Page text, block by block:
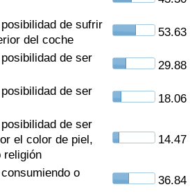
de sufrir
del coche
53.63
de ser
29.88
de ser
18.06
de ser
el color de piel,
religión
14.47
o
36.84
País
(Actual)